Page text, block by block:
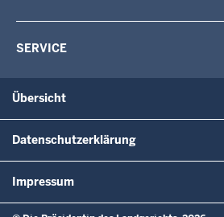
SERVICE
Übersicht
Datenschutzerklärung
Impressum